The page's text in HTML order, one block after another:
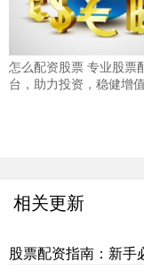
怎么配资股票 专业股票
台，助力投资，稳健增值
相关更新
股票配资指南：新手